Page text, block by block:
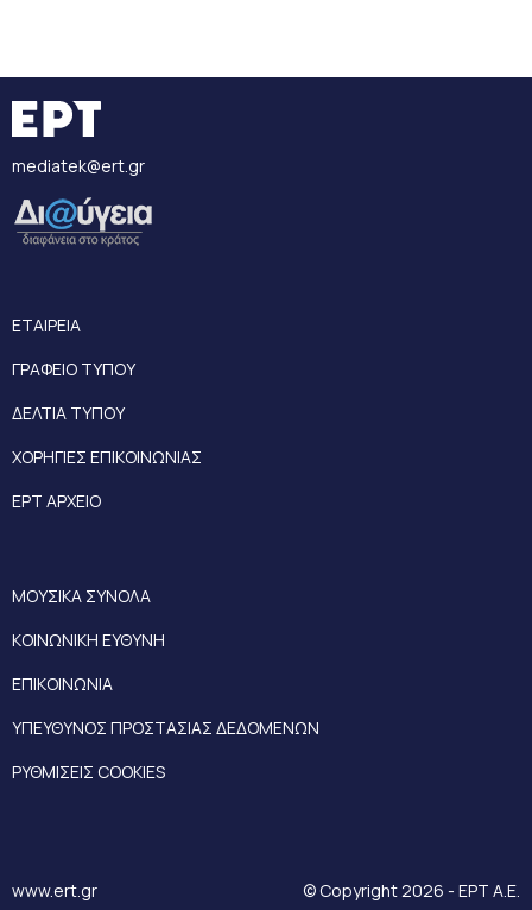
mediatek@ert.gr
ΕΤΑΙΡΕΙΑ
ΓΡΑΦΕΙΟ ΤΥΠΟΥ
ΔΕΛΤΙΑ ΤΥΠΟΥ
ΧΟΡΗΓΙΕΣ ΕΠΙΚΟΙΝΩΝΙΑΣ
ΕΡΤ ΑΡΧΕΙΟ
ΜΟΥΣΙΚΑ ΣΥΝΟΛΑ
ΚΟΙΝΩΝΙΚΗ ΕΥΘΥΝΗ
ΕΠΙΚΟΙΝΩΝΙΑ
ΥΠΕΥΘΥΝΟΣ ΠΡΟΣΤΑΣΙΑΣ ΔΕΔΟΜΕΝΩΝ
ΡΥΘΜΙΣΕΙΣ COOKIES
www.ert.gr © Copyright 2026 - ΕΡΤ Α.Ε.